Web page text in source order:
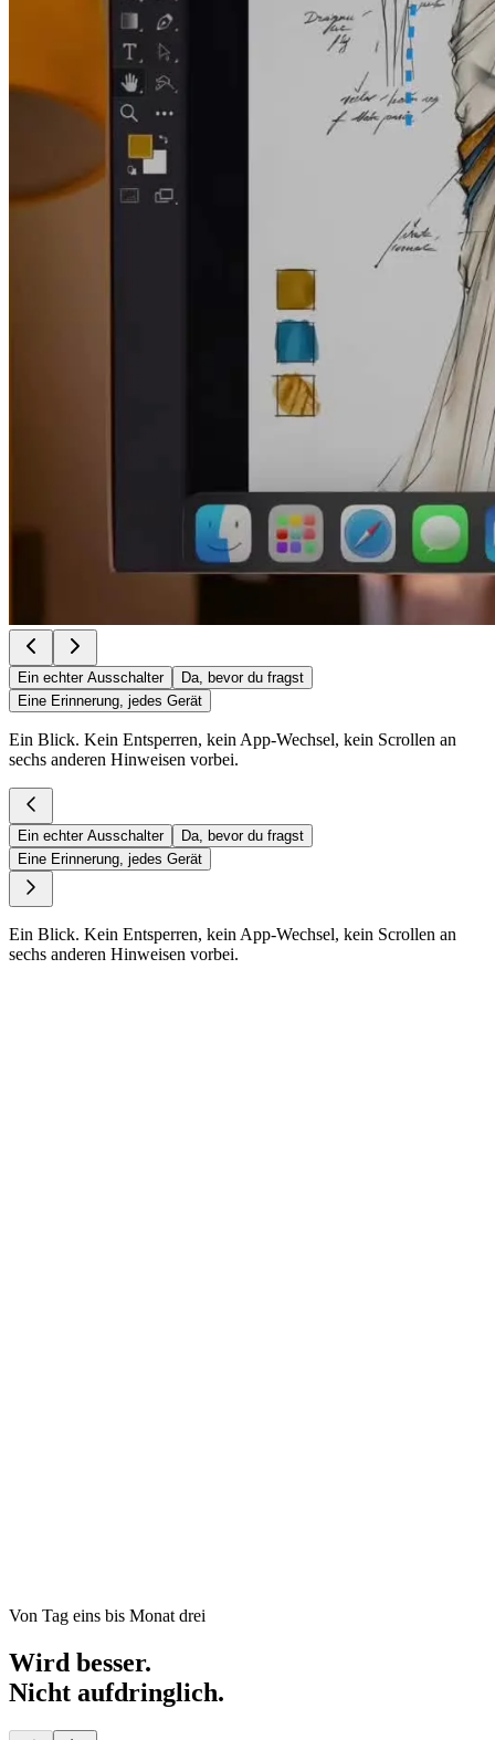
Ein echter Ausschalter
Da, bevor du fragst
Eine Erinnerung, jedes Gerät
Ein Blick. Kein Entsperren, kein App-Wechsel, kein Scrollen an
sechs anderen Hinweisen vorbei.
Ein echter Ausschalter
Da, bevor du fragst
Eine Erinnerung, jedes Gerät
Ein Blick. Kein Entsperren, kein App-Wechsel, kein Scrollen an
sechs anderen Hinweisen vorbei.
Von Tag eins bis Monat drei
Wird besser.
Nicht aufdringlich.